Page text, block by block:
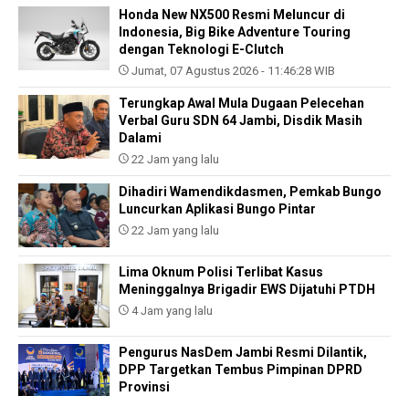
Honda New NX500 Resmi Meluncur di
Indonesia, Big Bike Adventure Touring
dengan Teknologi E-Clutch
Jumat, 07 Agustus 2026 - 11:46:28 WIB
Terungkap Awal Mula Dugaan Pelecehan
Verbal Guru SDN 64 Jambi, Disdik Masih
Dalami
22 Jam yang lalu
Dihadiri Wamendikdasmen, Pemkab Bungo
Luncurkan Aplikasi Bungo Pintar
22 Jam yang lalu
Lima Oknum Polisi Terlibat Kasus
Meninggalnya Brigadir EWS Dijatuhi PTDH
4 Jam yang lalu
Pengurus NasDem Jambi Resmi Dilantik,
DPP Targetkan Tembus Pimpinan DPRD
Provinsi